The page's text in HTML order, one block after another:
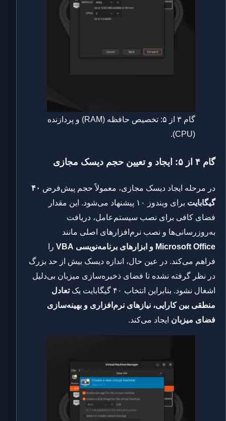
گام ۳ از ۵: تخصیص حافظه (RAM) و پردازنده
(CPU).
گام ۴ از ۵: ایجاد و تعیین حجم دیسک مجازی
در مرحله ایجاد دیسک مجازی، معمولاً حجم پیش‌فرض ۴۰
گیگابایت
برای ویندوز ۱۰ پیشنهاد می‌شود. این مقدار
فضای کافی برای نصب سیستم‌عامل، دریافت
به‌روزرسانی‌ها و نصب نرم‌افزارهای اصلی مانند
Microsoft Office و ابزارهای برنامه‌نویسی VBA
را
فراهم می‌کند. در عین حال، اندازه دیسک بیش از حد بزرگ
در نظر گرفته نشده تا فضای ذخیره‌سازی میزبان بی‌دلیل
اشغال نشود. بنابراین انتخاب ۴۰ گیگابایت یک
تعادل
منطقی بین کارایی، نیازهای نرم‌افزاری و بهینه‌سازی
فضای میزبان ایجاد می‌کند.